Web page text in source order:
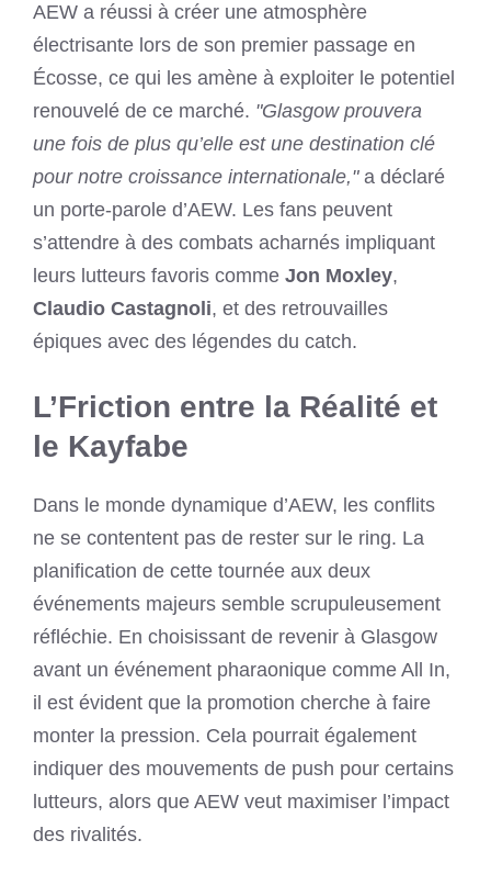
AEW a réussi à créer une atmosphère
électrisante lors de son premier passage en
Écosse, ce qui les amène à exploiter le potentiel
renouvelé de ce marché. "Glasgow prouvera
une fois de plus qu’elle est une destination clé
pour notre croissance internationale,"a déclaré
un porte-parole d’AEW. Les fans peuvent
s’attendre à des combats acharnés impliquant
leurs lutteurs favoris comme Jon Moxley,
Claudio Castagnoli, et des retrouvailles
épiques avec des légendes du catch.
L’Friction entre la Réalité et
le Kayfabe
Dans le monde dynamique d’AEW, les conflits
ne se contentent pas de rester sur le ring. La
planification de cette tournée aux deux
événements majeurs semble scrupuleusement
réfléchie. En choisissant de revenir à Glasgow
avant un événement pharaonique comme All In,
il est évident que la promotion cherche à faire
monter la pression. Cela pourrait également
indiquer des mouvements de push pour certains
lutteurs, alors que AEW veut maximiser l’impact
des rivalités.